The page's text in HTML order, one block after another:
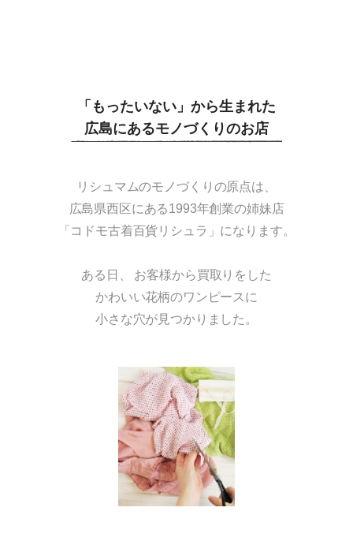
「もったいない」から生まれた
広島にあるモノづくりのお店
リシュマムのモノづくりの原点は、
広島県西区にある1993年創業の姉妹店
「コドモ古着百貨リシュラ」になります。
ある日、 お客様から買取りをした
かわいい花柄のワンピースに
小さな穴が見つかりました。